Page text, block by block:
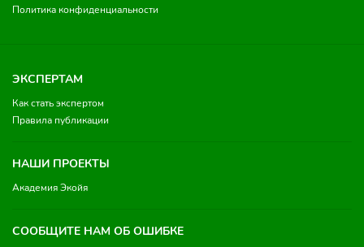
Политика конфиденциальности
ЭКСПЕРТАМ
Как стать экспертом
Правила публикации
НАШИ ПРОЕКТЫ
Академия Экойя
СООБЩИТЕ НАМ ОБ ОШИБКЕ